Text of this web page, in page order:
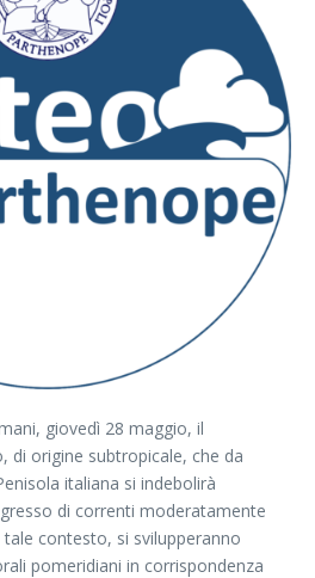
giovedì 28 maggio, il
di origine subtropicale, che da
italiana si indebolirà
di correnti moderatamente
contesto, si svilupperanno
pomeridiani in corrispondenza